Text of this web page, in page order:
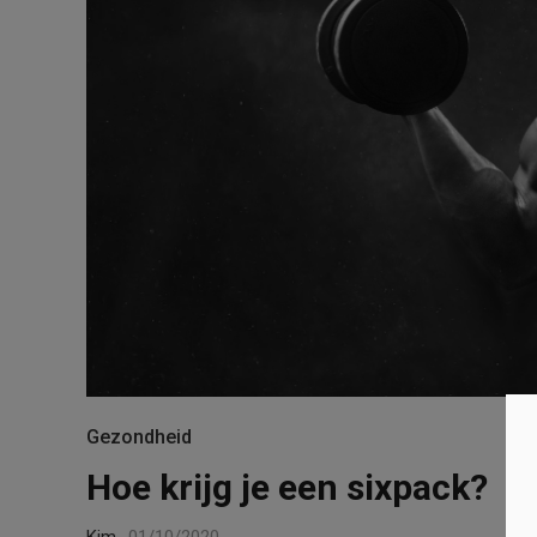
Gezondheid
Hoe krijg je een sixpack?